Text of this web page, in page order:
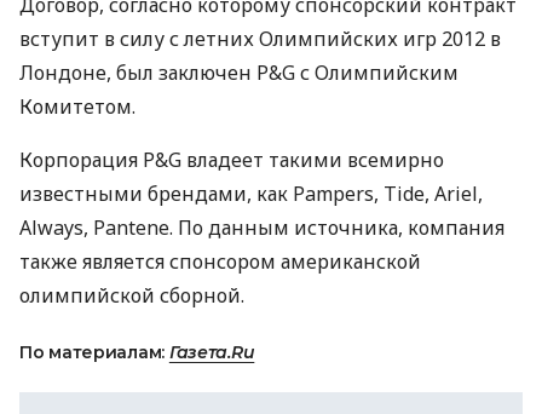
вступит в силу с летних Олимпийских игр 2012 в
Лондоне, был заключен P&G с Олимпийским
Комитетом.
Корпорация P&G владеет такими всемирно
известными брендами, как Pampers, Tide, Ariel,
Always, Pantene. По данным источника, компания
также является спонсором американской
олимпийской сборной.
По материалам: Газета.Ru